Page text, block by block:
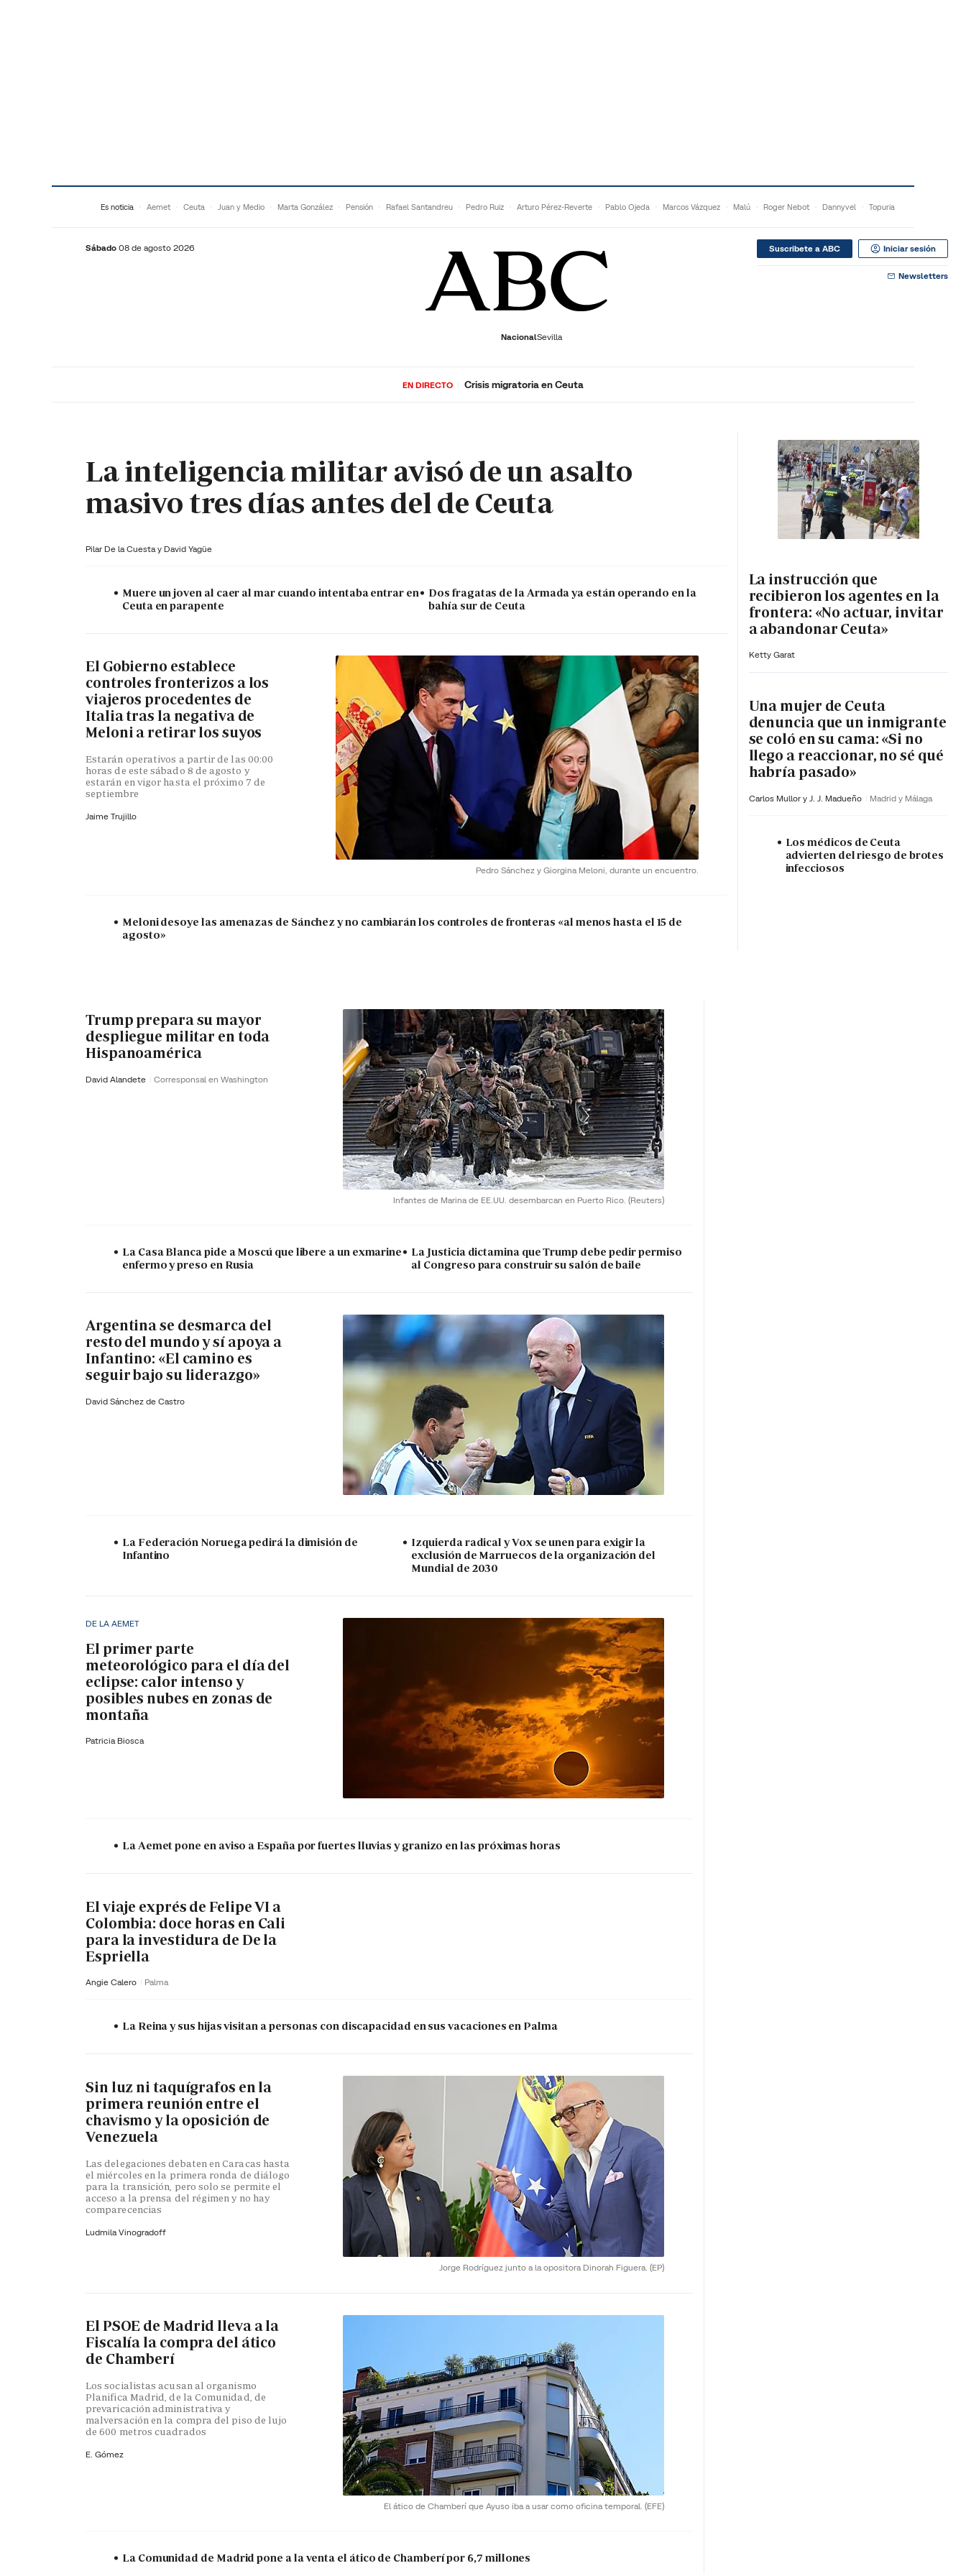
Es noticia Aemet Ceuta Juan y Medio Marta González Pensión Rafael Santandreu Pedro Ruiz Arturo Pérez-Reverte Pablo Ojeda Marcos Vázquez Malú Roger Nebot Dannyvel Topuria
Sábado 08 de agosto 2026
NacionalSevilla
Suscribete a ABC Iniciar sesión
Newsletters
ECONOMÍADEPORTES SOCIEDADCULTURAGENTEPLAY
EN DIRECTO Crisis migratoria en Ceuta
La inteligencia militar avisó de un asalto
masivo tres días antes del de Ceuta
Pilar De la Cuesta y David Yagüe
Muere un joven al caer al mar cuando intentaba entrar en
Ceuta en parapente
Dos fragatas de la Armada ya están operando en la
bahía sur de Ceuta
Pedro Sánchez y Giorgina Meloni, durante un encuentro.
El Gobierno establece
controles fronterizos a los
viajeros procedentes de
Italia tras la negativa de
Meloni a retirar los suyos
Estarán operativos a partir de las 00:00
horas de este sábado 8 de agosto y
estarán en vigor hasta el próximo 7 de
septiembre
Jaime Trujillo
Meloni desoye las amenazas de Sánchez y no cambiarán los controles de fronteras «al menos hasta el 15 de
agosto»
La instrucción que
recibieron los agentes en la
frontera: «No actuar, invitar
a abandonar Ceuta»
Ketty Garat
Una mujer de Ceuta
denuncia que un inmigrante
se coló en su cama: «Si no
llego a reaccionar, no sé qué
habría pasado»
Carlos Mullor y J. J. Madueño Madrid y Málaga
Los médicos de Ceuta
advierten del riesgo de brotes
infecciosos
Infantes de Marina de EE.UU. desembarcan en Puerto Rico. (Reuters)
Trump prepara su mayor
despliegue militar en toda
Hispanoamérica
David Alandete Corresponsal en Washington
La Casa Blanca pide a Moscú que libere a un exmarine
enfermo y preso en Rusia
La Justicia dictamina que Trump debe pedir permiso
al Congreso para construir su salón de baile
Argentina se desmarca del
resto del mundo y sí apoya a
Infantino: «El camino es
seguir bajo su liderazgo»
David Sánchez de Castro
La Federación Noruega pedirá la dimisión de
Infantino
Izquierda radical y Vox se unen para exigir la
exclusión de Marruecos de la organización del
Mundial de 2030
DE LA AEMET
El primer parte
meteorológico para el día del
eclipse: calor intenso y
posibles nubes en zonas de
montaña
Patricia Biosca
La Aemet pone en aviso a España por fuertes lluvias y granizo en las próximas horas
El viaje exprés de Felipe VI a
Colombia: doce horas en Cali
para la investidura de De la
Espriella
Angie Calero Palma
La Reina y sus hijas visitan a personas con discapacidad en sus vacaciones en Palma
Jorge Rodríguez junto a la opositora Dinorah Figuera. (EP)
Sin luz ni taquígrafos en la
primera reunión entre el
chavismo y la oposición de
Venezuela
Las delegaciones debaten en Caracas hasta
el miércoles en la primera ronda de diálogo
para la transición, pero solo se permite el
acceso a la prensa del régimen y no hay
comparecencias
Ludmila Vinogradoff
El ático de Chamberí que Ayuso iba a usar como oficina temporal. (EFE)
El PSOE de Madrid lleva a la
Fiscalía la compra del ático
de Chamberí
Los socialistas acusan al organismo
Planifica Madrid, de la Comunidad, de
prevaricación administrativa y
malversación en la compra del piso de lujo
de 600 metros cuadrados
E. Gómez
La Comunidad de Madrid pone a la venta el ático de Chamberí por 6,7 millones